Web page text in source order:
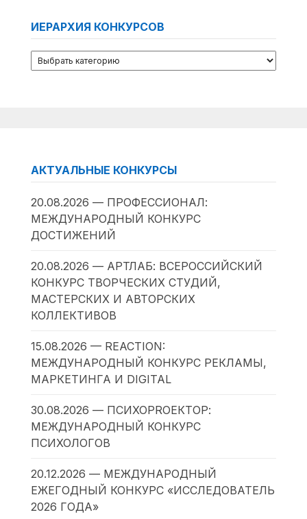
ИЕРАРХИЯ КОНКУРСОВ
АКТУАЛЬНЫЕ КОНКУРСЫ
20.08.2026 — ПРОФЕССИОНАЛ:
МЕЖДУНАРОДНЫЙ КОНКУРС
ДОСТИЖЕНИЙ
20.08.2026 — АРТЛАБ: ВСЕРОССИЙСКИЙ
КОНКУРС ТВОРЧЕСКИХ СТУДИЙ,
МАСТЕРСКИХ И АВТОРСКИХ
КОЛЛЕКТИВОВ
15.08.2026 — REACTION:
МЕЖДУНАРОДНЫЙ КОНКУРС РЕКЛАМЫ,
МАРКЕТИНГА И DIGITAL
30.08.2026 — ПСИХОPROЕКТОР:
МЕЖДУНАРОДНЫЙ КОНКУРС
ПСИХОЛОГОВ
20.12.2026 — МЕЖДУНАРОДНЫЙ
ЕЖЕГОДНЫЙ КОНКУРС «ИССЛЕДОВАТЕЛЬ
2026 ГОДА»